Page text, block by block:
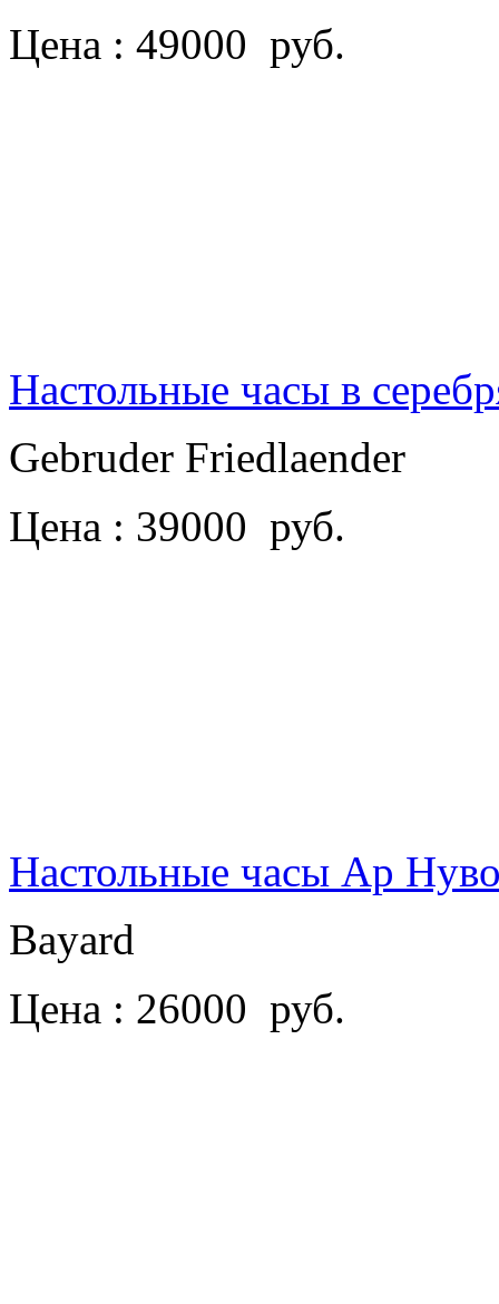
Цена : 49000 руб.
Настольные часы в
Gebruder Friedlaender
Цена : 39000 руб.
Настольные часы Ар
Bayard
Цена : 26000 руб.